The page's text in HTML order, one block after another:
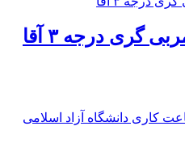
گری درجه ۳ آقا